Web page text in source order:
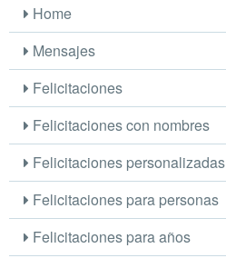
Home
Mensajes
Felicitaciones
Felicitaciones con nombres
Felicitaciones personalizadas
Felicitaciones para personas
Felicitaciones para años